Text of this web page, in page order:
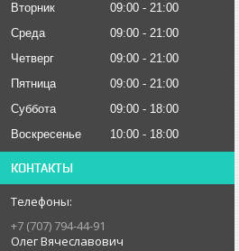
Вторник
09:00
21:00
Среда
09:00
21:00
Четверг
09:00
21:00
Пятница
09:00
21:00
Суббота
09:00
18:00
Воскресенье
10:00 18:00
КОНТАКТЫ
+7 (707) 794-44-91
Олег Вячеславович